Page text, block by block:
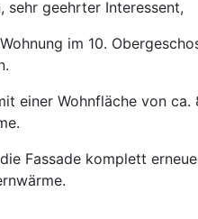
sehr geehrter Interessent,
im 10.
einer Wohnfläche von
Fassade komplett